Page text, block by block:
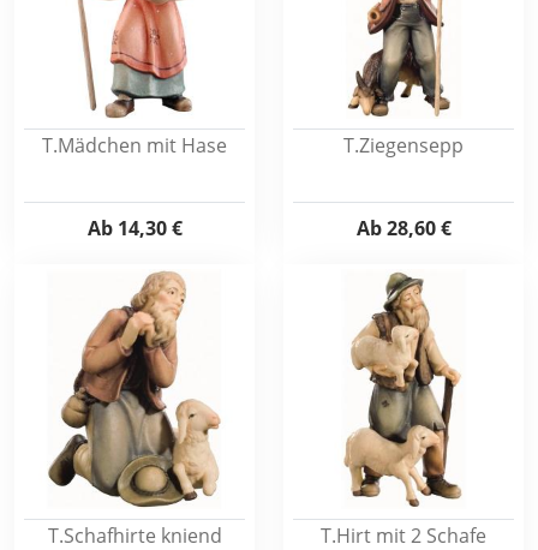
T.Mädchen mit Hase
Ab14,30 €
T.Ziegensepp
Ab28,60 €
T.Schafhirte kniend T.Hirt mit 2 Schafe